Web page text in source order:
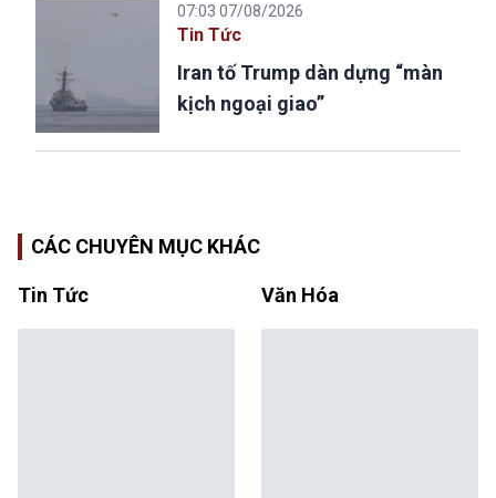
07:03 07/08/2026
Tin Tức
Iran tố Trump dàn dựng “màn
kịch ngoại giao”
CÁC CHUYÊN MỤC KHÁC
Tin Tức Văn Hóa